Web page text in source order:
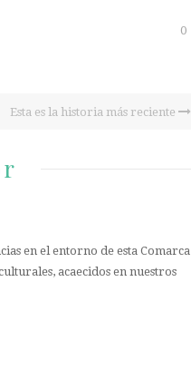
0
Esta es la historia más reciente
en el entorno de esta Comarca
acaecidos en nuestros